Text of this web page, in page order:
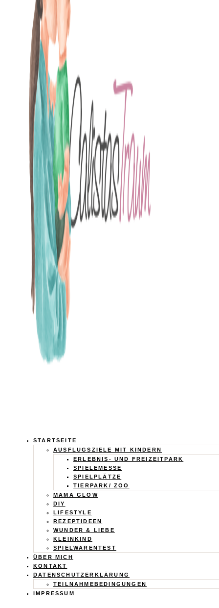
Calistas
Traum
STARTSEITE
AUSFLUGSZIELE MIT KINDERN
ERLEBNIS- UND FREIZEITPARK
SPIELEMESSE
SPIELPLÄTZE
TIERPARK/ ZOO
MAMA GLOW
DIY
LIFESTYLE
REZEPTIDEEN
WUNDER & LIEBE
KLEINKIND
SPIELWARENTEST
ÜBER MICH
KONTAKT
DATENSCHUTZERKLÄRUNG
TEILNAHMEBEDINGUNGEN
IMPRESSUM